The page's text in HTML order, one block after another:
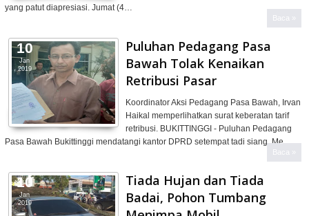
yang patut diapresiasi. Jumat (4…
Baca »
Puluhan Pedagang Pasa
Bawah Tolak Kenaikan
Retribusi Pasar
Koordinator Aksi Pedagang Pasa Bawah, Irvan
Haikal memperlihatkan surat keberatan tarif
retribusi. BUKITTINGGI - Puluhan Pedagang
Pasa Bawah Bukittinggi mendatangi kantor DPRD setempat tadi siang. Me…
Baca »
10
Jan
2019
Tiada Hujan dan Tiada
Badai, Pohon Tumbang
10
Jan
2019